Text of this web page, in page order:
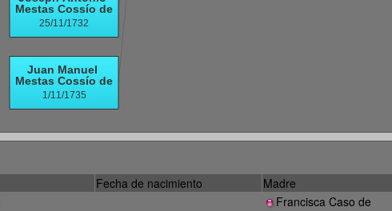
Fecha de nacimiento Madre
Francisca Caso de